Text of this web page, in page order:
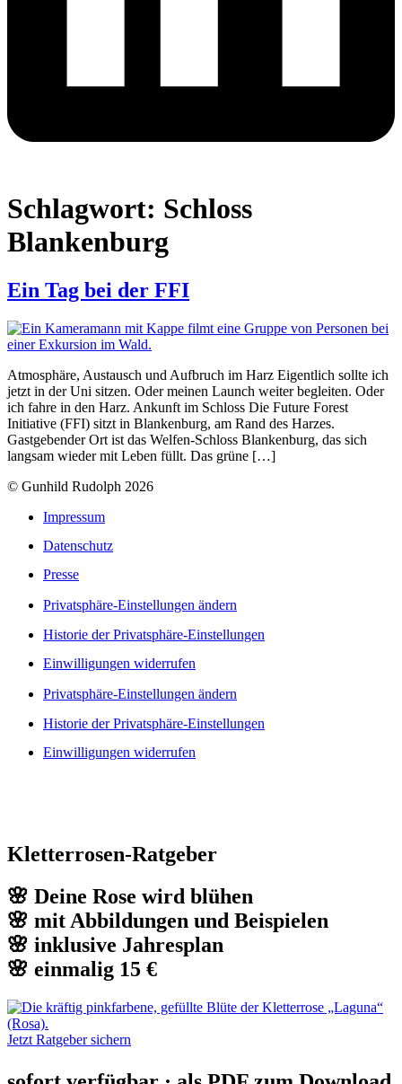
Schlagwort: Schloss
Blankenburg
Ein Tag bei der FFI
Atmosphäre, Austausch und Aufbruch im Harz Eigentlich sollte ich
jetzt in der Uni sitzen. Oder meinen Launch weiter begleiten. Oder
ich fahre in den Harz. Ankunft im Schloss Die Future Forest
Initiative (FFI) sitzt in Blankenburg, am Rand des Harzes.
Gastgebender Ort ist das Welfen-Schloss Blankenburg, das sich
langsam wieder mit Leben füllt. Das grüne […]
© Gunhild Rudolph 2026
Impressum
Datenschutz
Presse
Privatsphäre-Einstellungen ändern
Historie der Privatsphäre-Einstellungen
Einwilligungen widerrufen
Privatsphäre-Einstellungen ändern
Historie der Privatsphäre-Einstellungen
Einwilligungen widerrufen
Kletterrosen-Ratgeber
🌸 Deine Rose wird blühen
🌸 mit Abbildungen und Beispielen
🌸 inklusive Jahresplan
🌸 einmalig 15 €
Jetzt Ratgeber sichern